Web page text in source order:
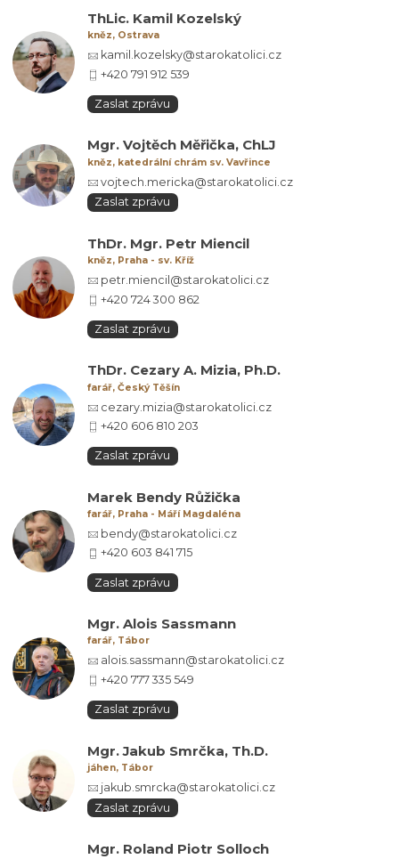
ThLic. Kamil Kozelský
kněz, Ostrava
kamil.kozelsky@starokatolici.cz
+420 791 912 539
Zaslat zprávu
Mgr. Vojtěch Měřička, ChLJ
kněz, katedrální chrám sv. Vavřince
vojtech.mericka@starokatolici.cz
Zaslat zprávu
ThDr. Mgr. Petr Miencil
kněz, Praha - sv. Kříž
petr.miencil@starokatolici.cz
+420 724 300 862
Zaslat zprávu
ThDr. Cezary A. Mizia, Ph.D.
farář, Český Těšín
cezary.mizia@starokatolici.cz
+420 606 810 203
Zaslat zprávu
Marek Bendy Růžička
farář, Praha - Máří Magdaléna
bendy@starokatolici.cz
+420 603 841 715
Zaslat zprávu
Mgr. Alois Sassmann
farář, Tábor
alois.sassmann@starokatolici.cz
+420 777 335 549
Zaslat zprávu
Mgr. Jakub Smrčka, Th.D.
jáhen, Tábor
jakub.smrcka@starokatolici.cz
Zaslat zprávu
Mgr. Roland Piotr Solloch